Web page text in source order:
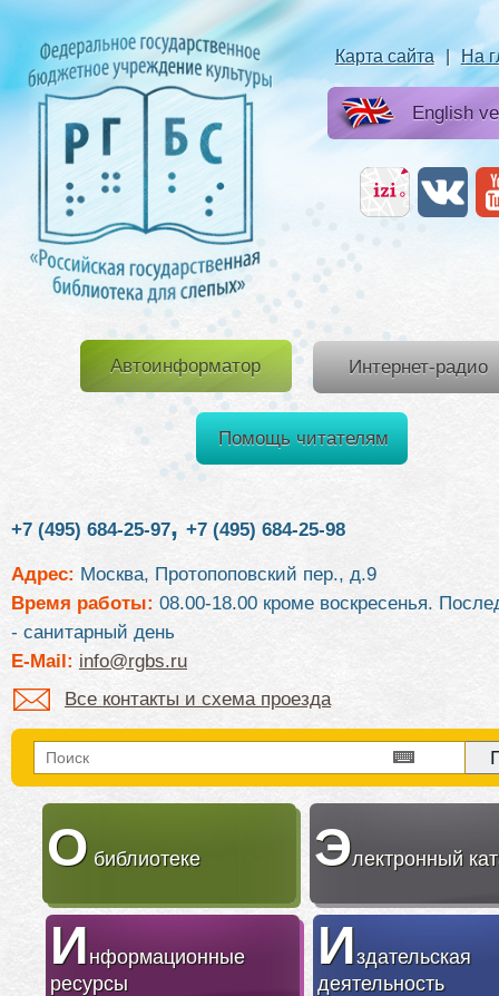
Карта сайта | На
English
Автоинформатор Интернет-радио
Помощь читателям
+7 (495) 684-25-97, +7 (495) 684-25-98
Адрес: Москва, Протопоповский пер., д.9
Время работы: 08.00-18.00 кроме воскресенья.
- санитарный день
E-Mail: info@rgbs.ru
Все контакты и схема проезда
О библиотеке Электронный
Информационные
ресурсы
Издательская
деятельность